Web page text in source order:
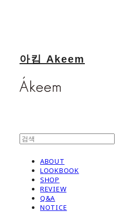
아킴 Akeem
ABOUT
LOOKBOOK
SHOP
REVIEW
Q&A
NOTICE